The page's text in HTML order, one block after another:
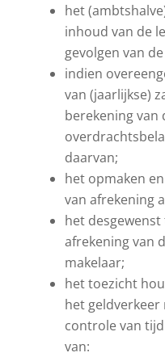
het
inhoud van de
gevolgen van
indien
van (jaarlijkse)
berekening van
daarvan;
het opmaken
van afrekening
het
afrekening van
makelaar;
het toezicht
het
controle van
van: